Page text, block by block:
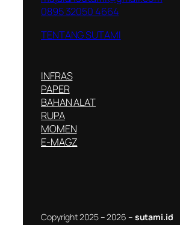
0895 32050 4664
TENTANG SUTAMI
INFRAS
PAPER
BAHAN ALAT
RUPA
MOMEN
E-MAGZ
Copyright 2025 – 2026 – sutami.id